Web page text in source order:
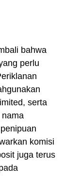
bahwa
perlu
serta
komisi
juga terus